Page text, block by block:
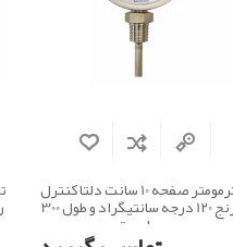
ترمومتر صفحه 10 سانت دلتا کنترل
رنج 120 درجه سانتیگراد و طول 300
میلی متر